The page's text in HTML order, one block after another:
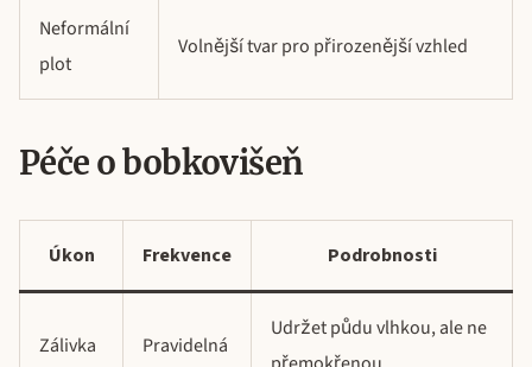
Neformální
plot
Volnější tvar pro přirozenější vzhled
Péče o bobkovišeň
Úkon Frekvence Podrobnosti
Zálivka Pravidelná
Udržet půdu vlhkou, ale ne